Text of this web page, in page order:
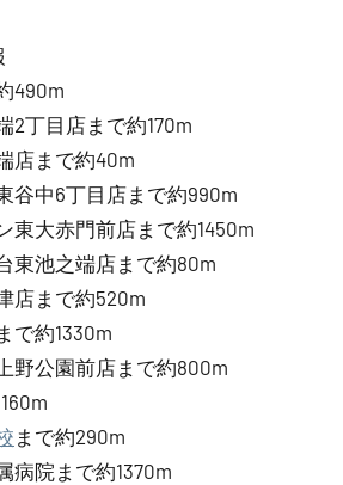
490m
2丁目店まで約170m
店まで約40m
谷中6丁目店まで約990m
東大赤門前店まで約1450m
東池之端店まで約80m
店まで約520m
で約1330m
野公園前店まで約800m
まで約290m
病院まで約1370m